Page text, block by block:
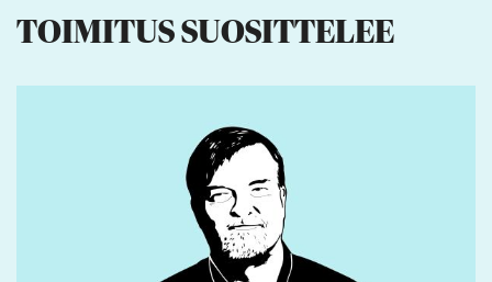
TOIMITUS SUOSITTELEE